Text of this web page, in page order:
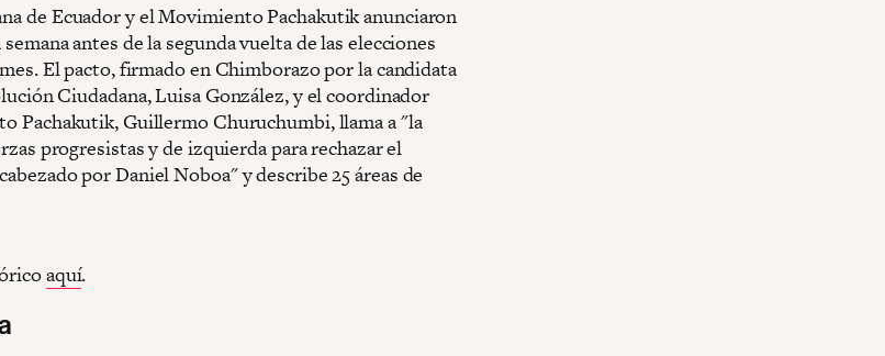
de Ecuador y el Movimiento Pachakutik anunciaron
antes de la segunda vuelta de las elecciones
El pacto, firmado en Chimborazo por la candidata
Ciudadana, Luisa González, y el coordinador
Pachakutik, Guillermo Churuchumbi, llama a "la
progresistas y de izquierda para rechazar el
por Daniel Noboa" y describe 25 áreas de
aquí.